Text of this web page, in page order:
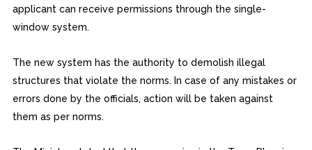
applicant can receive permissions through the single-
window system.
The new system has the authority to demolish illegal
structures that violate the norms. In case of any mistakes or
errors done by the officials, action will be taken against
them as per norms.